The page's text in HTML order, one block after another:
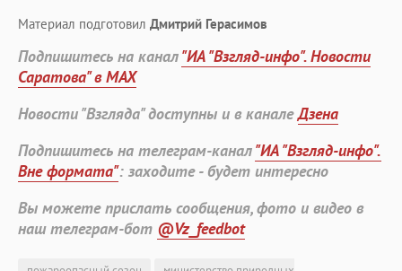
Материал подготовил Дмитрий Герасимов
Подпишитесь на канал"ИА "Взгляд-инфо". Новости
Саратова" в MAX
Новости "Взгляда" доступны и в каналеДзена
Подпишитесь на телеграм-канал"ИА "Взгляд-инфо".
Вне формата": заходите - будет интересно
Вы можете прислать сообщения, фото и видео в
наш телеграм-бот @Vz_feedbot